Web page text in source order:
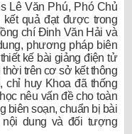
Lê Văn Phú, Phó Chủ
quả đạt được trong
chí Đinh Văn Hải và
phương pháp biên
kế bài giảng điện tử
trên cơ sở kết thông
chỉ huy Khoa đã thống
nêu vấn đề cho toàn
biên soạn, chuẩn bị bài
dung và đối tượng